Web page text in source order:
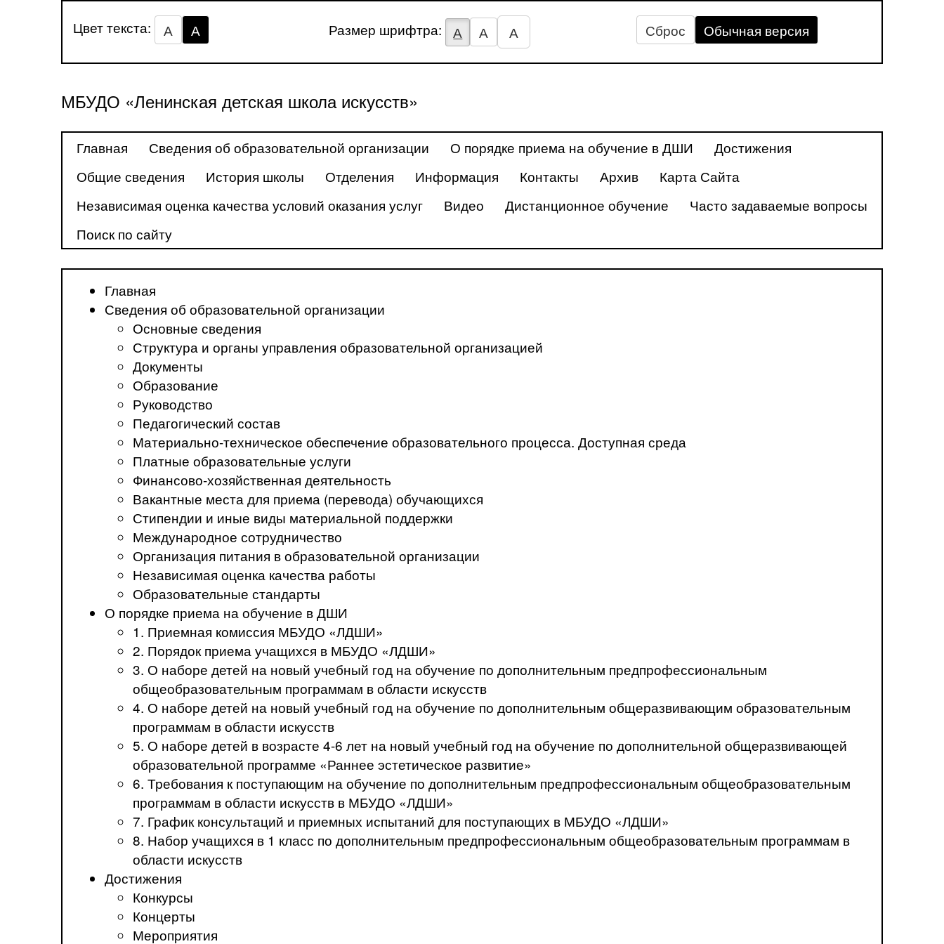
Цвет текста: А А Размер шрифтра: А А А Сброс Обычная версия
МБУДО «Ленинская детская школа искусств»
Главная Сведения об образовательной организации О порядке приема на обучение в ДШИ
Достижения
Общие сведения
История школы Отделения Информация Контакты Архив
Карта Сайта
Независимая оценка качества условий оказания услуг
Видео Дистанционное обучение
Часто задаваемые вопросы
Поиск по сайту
Главная
Сведения об образовательной организации
Основные сведения
Структура и органы управления образовательной организацией
Документы
Образование
Руководство
Педагогический состав
Материально-техническое обеспечение образовательного процесса. Доступная среда
Платные образовательные услуги
Финансово-хозяйственная деятельность
Вакантные места для приема (перевода) обучающихся
Стипендии и иные виды материальной поддержки
Международное сотрудничество
Организация питания в образовательной организации
Независимая оценка качества работы
Образовательные стандарты
О порядке приема на обучение в ДШИ
1. Приемная комиссия МБУДО «ЛДШИ»
2. Порядок приема учащихся в МБУДО «ЛДШИ»
3. О наборе детей на новый учебный год на обучение по дополнительным предпрофессиональным
общеобразовательным программам в области искусств
4. О наборе детей на новый учебный год на обучение по дополнительным общеразвивающим образовательным
программам в области искусств
5. О наборе детей в возрасте 4-6 лет на новый учебный год на обучение по дополнительной общеразвивающей
образовательной программе «Раннее эстетическое развитие»
6. Требования к поступающим на обучение по дополнительным предпрофессиональным общеобразовательным
программам в области искусств в МБУДО «ЛДШИ»
7. График консультаций и приемных испытаний для поступающих в МБУДО «ЛДШИ»
8. Набор учащихся в 1 класс по дополнительным предпрофессиональным общеобразовательным программам в
области искусств
Достижения
Конкурсы
Концерты
Мероприятия